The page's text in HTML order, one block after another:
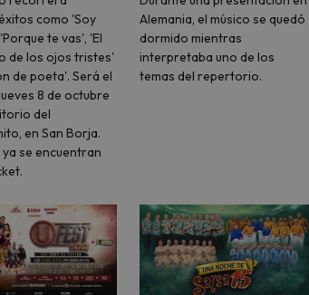
como 'Soy
te vas', 'El
de los ojos tristes'
de poeta'. Será el
8 de octubre
del
en San Borja.
se encuentran
Alemania, el músico se quedó
dormido mientras
interpretaba uno de los
temas del repertorio.